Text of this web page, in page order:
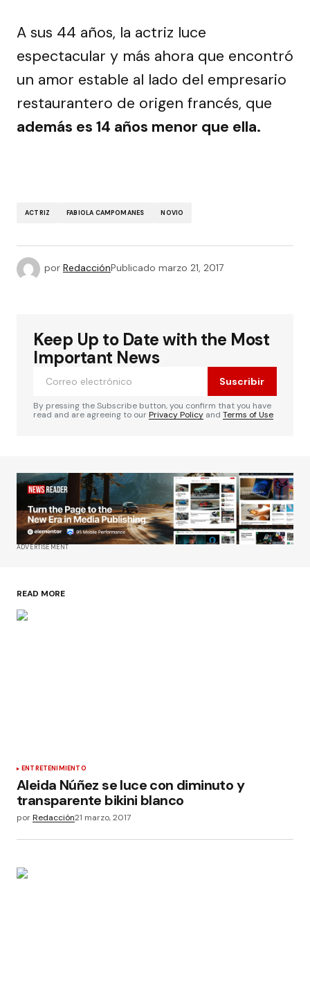
A sus 44 años, la actriz luce
espectacular y más ahora que encontró
un amor estable al lado del empresario
restaurantero de origen francés, que
además es 14 años menor que ella.
ACTRIZ FABIOLA CAMPOMANES NOVIO
por RedacciónPublicado marzo 21, 2017
Keep Up to Date with the Most
Important News
Suscribir
By pressing the Subscribe button, you confirm that you have
read and are agreeing to ourPrivacy Policy and Terms of Use
ADVERTISEMENT
READ MORE
ENTRETENIMIENTO
Aleida Núñez se luce con diminuto y
transparente bikini blanco
porRedacción21 marzo, 2017